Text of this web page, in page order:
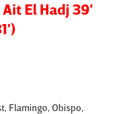
El Hadj 39'
Flamingo, Obispo,